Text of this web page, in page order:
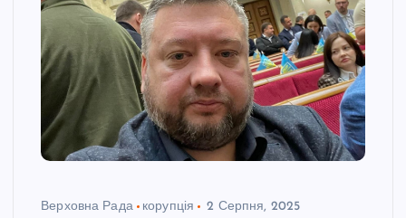
Верховна Рада корупція 2 Серпня, 2025